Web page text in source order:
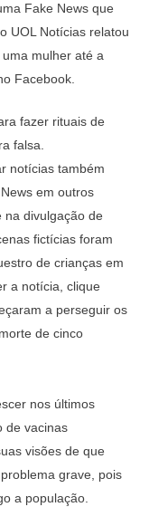
Fake News que
UOL Notícias relatou
mulher até a
Facebook.
fazer rituais de
falsa.
notícias também
em outros
na divulgação de
fictícias foram
de crianças em
a notícia, clique
a perseguir os
de cinco
nos últimos
de vacinas
visões de que
grave, pois
a população.